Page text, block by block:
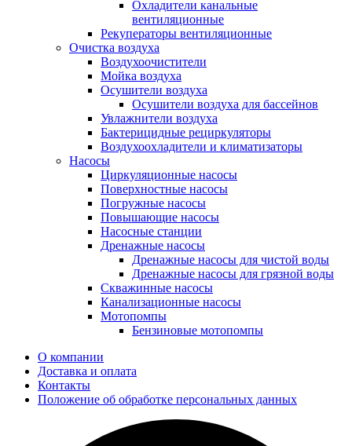
Охладители канальные
вентиляционные
Рекуператоры вентиляционные
Очистка воздуха
Воздухоочистители
Мойка воздуха
Осушители воздуха
Осушители воздуха для бассейнов
Увлажнители воздуха
Бактерицидные рециркуляторы
Воздухоохладители и климатизаторы
Насосы
Циркуляционные насосы
Поверхностные насосы
Погружные насосы
Повышающие насосы
Насосные станции
Дренажные насосы
Дренажные насосы для чистой воды
Дренажные насосы для грязной воды
Скважинные насосы
Канализационные насосы
Мотопомпы
Бензиновые мотопомпы
О компании
Доставка и оплата
Контакты
Положение об обработке персональных данных